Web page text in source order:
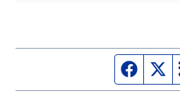
Página